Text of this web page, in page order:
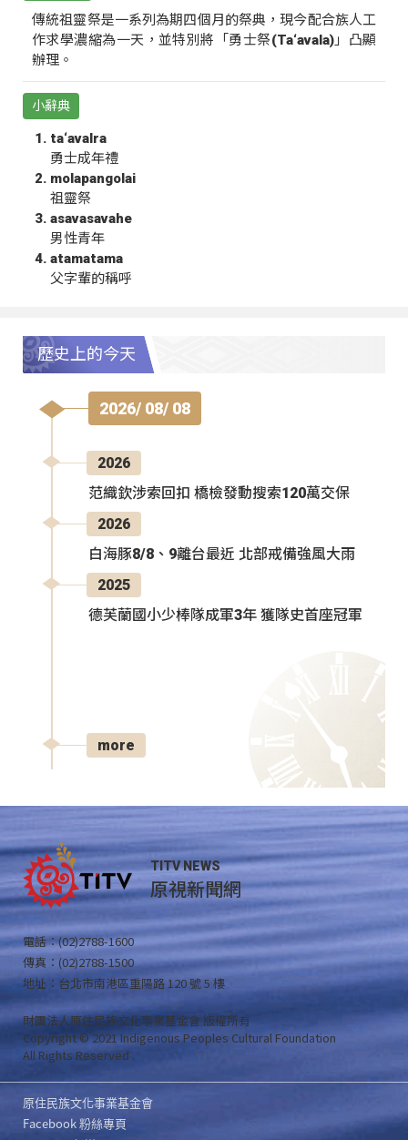
傳統祖靈祭是一系列為期四個月的祭典，現今配合族人工
作求學濃縮為一天，並特別將「勇士祭(Ta‘avala)」凸顯
辦理。
小辭典
ta‘avalra
勇士成年禮
molapangolai
祖靈祭
asavasavahe
男性青年
atamatama
父字輩的稱呼
歷史上的今天
2026/ 08/ 08
2026
范織欽涉索回扣 橋檢發動搜索120萬交保
2026
白海豚8/8、9離台最近 北部戒備強風大雨
2025
德芙蘭國小少棒隊成軍3年 獲隊史首座冠軍
more
TITV NEWS
原視新聞網
電話：(02)2788-1600
傳真：(02)2788-1500
地址：台北市南港區重陽路 120 號 5 樓
財團法人原住民族文化事業基金會 版權所有
Copyright © 2021 Indigenous Peoples Cultural Foundation
All Rights Reserved .
原住民族文化事業基金會
Facebook 粉絲專頁